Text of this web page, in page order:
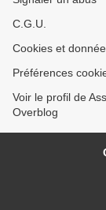
C.G.U.
Cookies et
Préférences
Voir le profil de
Overblog